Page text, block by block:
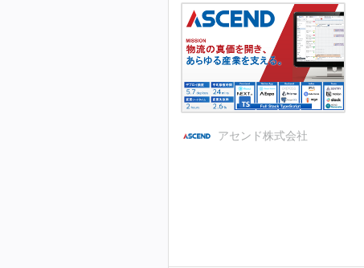
アセンド株式会社